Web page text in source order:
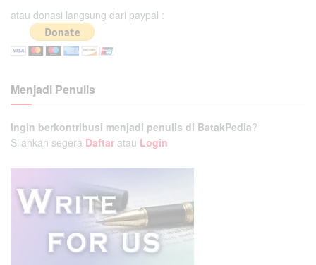
atau donasi langsung dari paypal :
Menjadi Penulis
Ingin berkontribusi menjadi penulis di BatakPedia?
Silahkan segera Daftar atau Login